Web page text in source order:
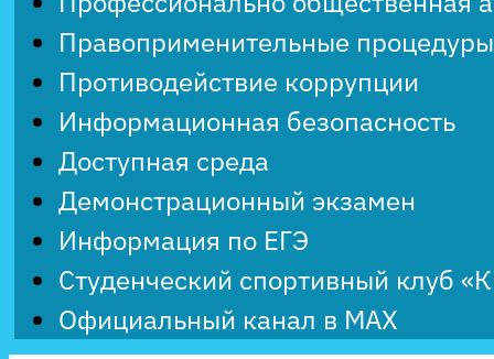
Правоприменительные процедуры
Противодействие коррупции
Информационная безопасность
Доступная среда
Демонстрационный экзамен
Информация по ЕГЭ
Студенческий спортивный клуб
Официальный канал в MAX